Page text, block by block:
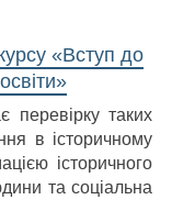
«Вступ до
перевірку таких
в історичному
історичного
та соціальна